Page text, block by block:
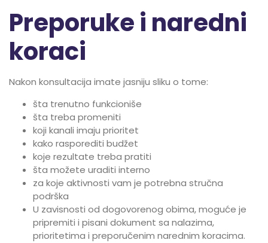
Preporuke i naredni
koraci
Nakon konsultacija imate jasniju sliku o tome:
šta trenutno funkcioniše
šta treba promeniti
koji kanali imaju prioritet
kako rasporediti budžet
koje rezultate treba pratiti
šta možete uraditi interno
za koje aktivnosti vam je potrebna stručna
podrška
U zavisnosti od dogovorenog obima, moguće je
pripremiti i pisani dokument sa nalazima,
prioritetima i preporučenim narednim koracima.